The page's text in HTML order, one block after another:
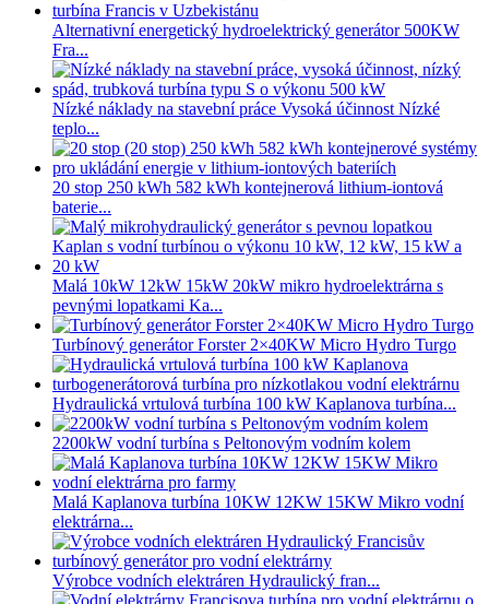
Alternativní energetický hydroelektrický generátor 500KW
Fra...
Nízké náklady na stavební práce Vysoká účinnost Nízké
teplo...
20 stop 250 kWh 582 kWh kontejnerová lithium-iontová
baterie...
Malá 10kW 12kW 15kW 20kW mikro hydroelektrárna s
pevnými lopatkami Ka...
Turbínový generátor Forster 2×40KW Micro Hydro Turgo
Hydraulická vrtulová turbína 100 kW Kaplanova turbína...
2200kW vodní turbína s Peltonovým vodním kolem
Malá Kaplanova turbína 10KW 12KW 15KW Mikro vodní
elektrárna...
Výrobce vodních elektráren Hydraulický fran...